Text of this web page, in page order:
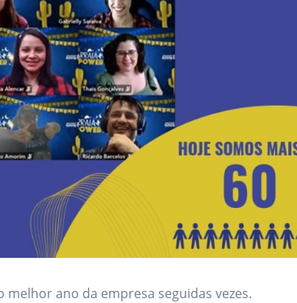
ano da empresa seguidas vezes.